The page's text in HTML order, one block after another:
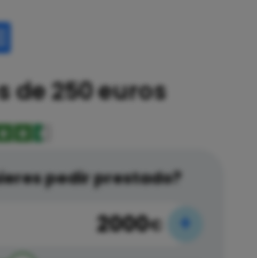
de 250 euros
pedir prestado?
€ +